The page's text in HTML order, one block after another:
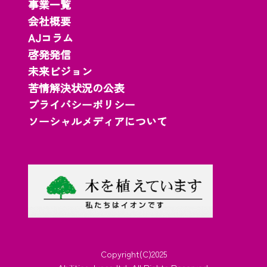
事業一覧
会社概要
AJコラム
啓発発信
未来ビジョン
苦情解決状況の公表
プライバシーポリシー
ソーシャルメディアについて
Copyright(C)2025